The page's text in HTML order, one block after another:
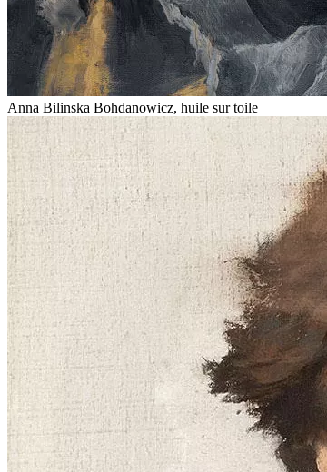
Anna Bilinska Bohdanowicz, huile sur toile